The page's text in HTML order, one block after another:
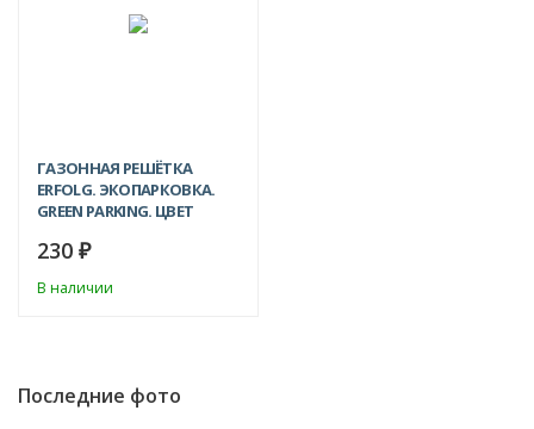
ГАЗОННАЯ РЕШЁТКА
ERFOLG. ЭКОПАРКОВКА.
GREEN PARKING. ЦВЕТ
230 ₽
В наличии
Последние фото